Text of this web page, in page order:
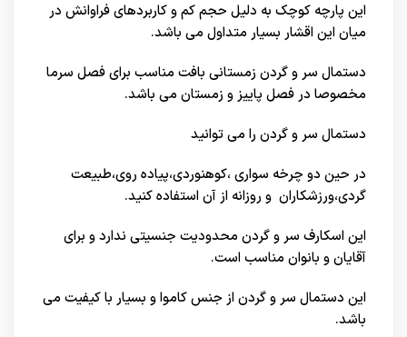
این پارچه کوچک به دلیل حجم کم و کاربردهای فراوانش در
میان این اقشار بسیار متداول می باشد.
دستمال سر و گردن زمستانی بافت مناسب برای فصل سرما
مخصوصا در فصل پاییز و زمستان می باشد.
دستمال سر و گردن را می توانید
در حین دو چرخه سواری ،کوهنوردی،پیاده روی،طبیعت
گردی،ورزشکاران و روزانه از آن استفاده کنید.
این اسکارف سر و گردن محدودیت جنسیتی ندارد و برای
آقایان و بانوان مناسب است.
این دستمال سر و گردن از جنس کاموا و بسیار با کیفیت می
باشد.